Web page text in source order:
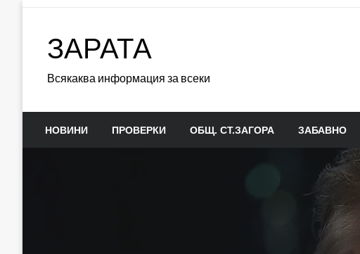
ЗАРАТА
Всякаква информация за всеки
НОВИНИ ПРОВЕРКИ ОБЩ. СТ.ЗАГОРА ЗАБАВНО